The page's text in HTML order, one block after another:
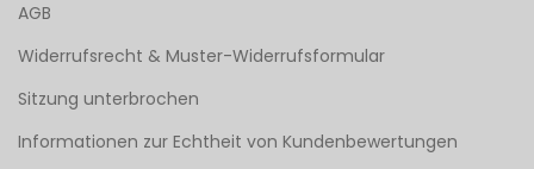
AGB
Widerrufsrecht & Muster-Widerrufsformular
Sitzung unterbrochen
Informationen zur Echtheit von Kundenbewertungen